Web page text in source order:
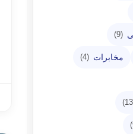
(9)
مخابرات (4)